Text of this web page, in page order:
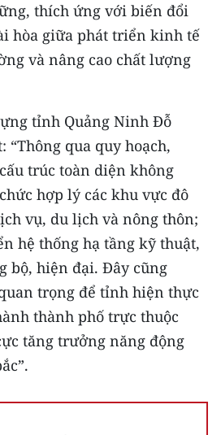
thích ứng với biến đổi
hòa giữa phát triển kinh tế
và nâng cao chất lượng
tỉnh Quảng Ninh Đỗ
“Thông qua quy hoạch,
trúc toàn diện không
hợp lý các khu vực đô
vụ, du lịch và nông thôn;
hệ thống hạ tầng kỹ thuật,
bộ, hiện đại. Đây cũng
trọng để tỉnh hiện thực
thành phố trực thuộc
tăng trưởng năng động